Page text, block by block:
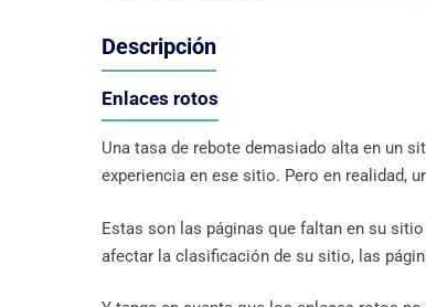
Descripción
Enlaces rotos
Una tasa de rebote demasiado alta en un
experiencia en ese sitio. Pero en realidad,
Estas son las páginas que faltan en su
afectar la clasificación de su sitio, las